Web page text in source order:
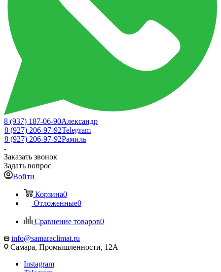
8 (937) 187-06-90Александр
8 (927) 206-97-92Telegram
8 (927) 206-97-92Рамиль
Заказать звонок
Задать вопрос
Войти
Корзина0
Отложенные0
Сравнение товаров0
info@samaraclimat.ru
Самара, Промышленности, 12А
Instagram